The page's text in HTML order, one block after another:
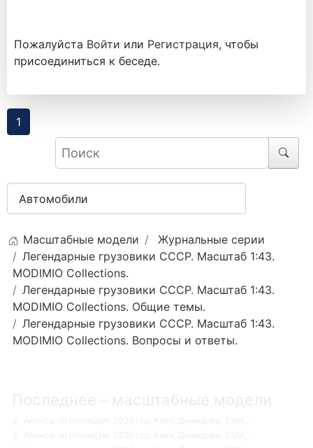
Пожалуйста Войти или Регистрация, чтобы
присоединиться к беседе.
1
Масштабные модели
Журнальные серии
Легендарные грузовики СССР. Масштаб 1:43.
MODIMIO Collections.
Легендарные грузовики СССР. Масштаб 1:43.
MODIMIO Collections. Общие темы.
Легендарные грузовики СССР. Масштаб 1:43.
MODIMIO Collections. Вопросы и ответы.